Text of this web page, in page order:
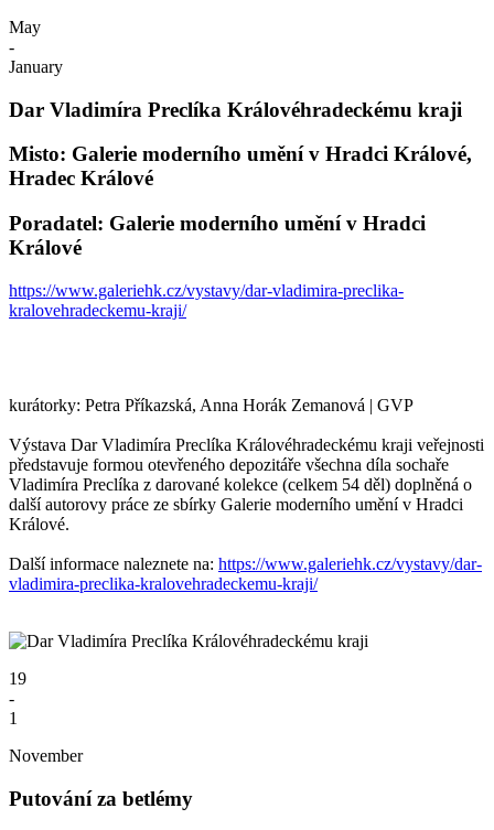
May
-
January
Dar Vladimíra Preclíka Královéhradeckému kraji
Misto: Galerie moderního umění v Hradci Králové,
Hradec Králové
Poradatel: Galerie moderního umění v Hradci
Králové
https://www.galeriehk.cz/vystavy/dar-vladimira-preclika-
kralovehradeckemu-kraji/
kurátorky: Petra Příkazská, Anna Horák Zemanová | GVP
Výstava Dar Vladimíra Preclíka Královéhradeckému kraji veřejnosti
představuje formou otevřeného depozitáře všechna díla sochaře
Vladimíra Preclíka z darované kolekce (celkem 54 děl) doplněná o
další autorovy práce ze sbírky Galerie moderního umění v Hradci
Králové.
Další informace naleznete na: https://www.galeriehk.cz/vystavy/dar-
vladimira-preclika-kralovehradeckemu-kraji/
19
-
1
November
Putování za betlémy